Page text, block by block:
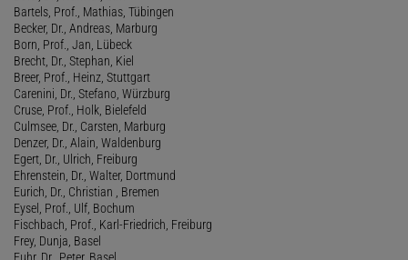
Bartels, Prof., Mathias, Tübingen
Becker, Dr., Andreas, Marburg
Born, Prof., Jan, Lübeck
Brecht, Dr., Stephan, Kiel
Breer, Prof., Heinz, Stuttgart
Carenini, Dr., Stefano, Würzburg
Cruse, Prof., Holk, Bielefeld
Culmsee, Dr., Carsten, Marburg
Denzer, Dr., Alain, Waldenburg
Egert, Dr., Ulrich, Freiburg
Ehrenstein, Dr., Walter, Dortmund
Eurich, Dr., Christian , Bremen
Eysel, Prof., Ulf, Bochum
Fischbach, Prof., Karl-Friedrich, Freiburg
Frey, Dunja, Basel
Fuhr, Dr., Peter, Basel